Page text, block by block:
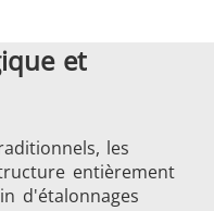
et
les
entièrement
d'étalonnages